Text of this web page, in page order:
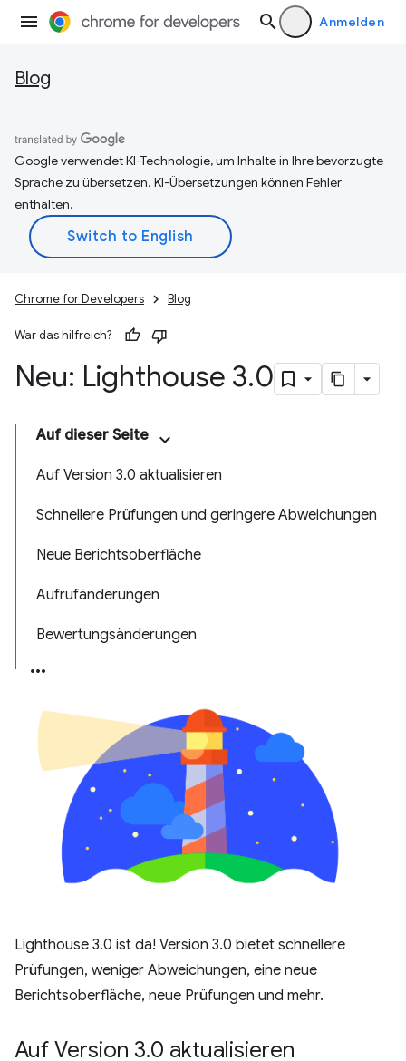
Anmelden
Blog
Google verwendet KI-Technologie, um Inhalte in Ihre bevorzugte
Sprache zu übersetzen. KI-Übersetzungen können Fehler
enthalten.
Chrome for Developers Blog
War das hilfreich?
Neu: Lighthouse 3.0
Auf dieser Seite
Auf Version 3.0 aktualisieren
Schnellere Prüfungen und geringere Abweichungen
Neue Berichtsoberfläche
Aufrufänderungen
Bewertungsänderungen
Lighthouse 3.0 ist da! Version 3.0 bietet schnellere
Prüfungen, weniger Abweichungen, eine neue
Berichtsoberfläche, neue Prüfungen und mehr.
Auf Version 3.0 aktualisieren